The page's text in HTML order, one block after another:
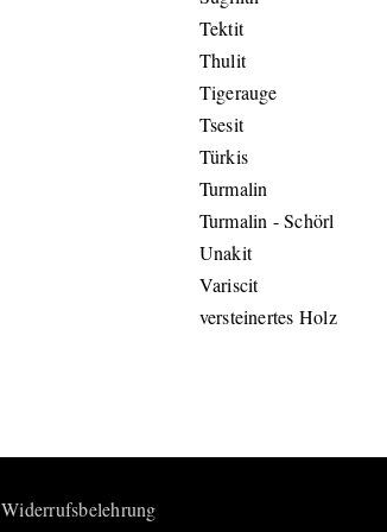
Tektit
Thulit
Tigerauge
Tsesit
Türkis
Turmalin
Turmalin - Schörl
Unakit
Variscit
versteinertes Holz
Widerrufsbelehrung